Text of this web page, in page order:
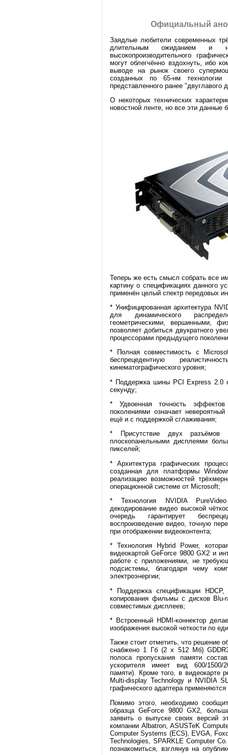
Официальный
Заядлые любители современных
длительным ожиданием и
высокопроизводительного
могут облегчённо вздохнуть, ибо
выводе на рынок своего
созданных по 65-нм
представленного ранее "двуглавого
О некоторых технических
новостной ленте, но все эти данные
Теперь же есть смысл собрать все
картину о спецификациях данного
применён целый спектр передовых
* Унифицированная архитектура
для динамического
геометрическими, вершинными,
позволяет добиться двукратного
процессорами предыдущего
* Полная совместимость с
беспрецедентную
кинематографического уровня;
* Поддержка шины PCI Express 2.0 с
секунду;
* Удвоенная точность
поколениями означает
ещё и с поддержкой сглаживания;
* Присутствие двух разъёмов
плоскопанельными дисплеями
пикселей;
* Архитектура графических
созданная для платформы
реализацию возможностей
операционной системе от Microsoft;
* Технология NVIDIA
декодирование видео высокой
очередь гарантирует
воспроизведение видео, точную
при отображении видеоконтента;
* Технология Hybrid Power,
видеокартой GeForce 9800 GX2 и
работе с приложениями, не
подсистемы, благодаря чему
электроэнергии;
* Поддержка спецификации
копирования фильмы с дисков
совместимых дисплеев;
* Встроенный HDMI-коннектор
изображения высокой четкости по
Также стоит отметить, что решение
снабжено 1 Гб (2 x 512 Мб)
полоса пропускания памяти
ускорителя имеет вид 600/1500/
памяти). Кроме того, в видеокарте
Multi-display Technology и NVIDIA
графического адаптера
Помимо этого, необходимо
образца GeForce 9800 GX2,
заявить о выпуске своих версий
компании Albatron, ASUSTeK
Computer Systems (ECS), EVGA,
Technologies, SPARKLE Computer
познакомиться, взглянув на